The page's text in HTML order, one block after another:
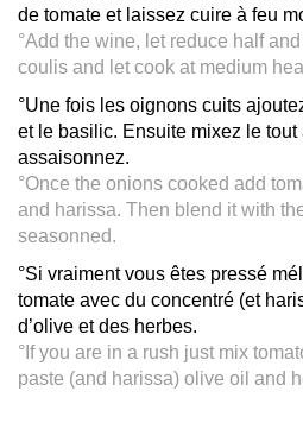
de tomate et laissez cuire à feu
°Add the wine, let reduce half
coulis and let cook at medium
°Une fois les oignons cuits
et le basilic. Ensuite mixez le
assaisonnez.
°Once the onions cooked add
and harissa. Then blend it with
seasonned.
°Si vraiment vous êtes pressé
tomate avec du concentré (et
d’olive et des herbes.
°If you are in a rush just mix
paste (and harissa) olive oil and